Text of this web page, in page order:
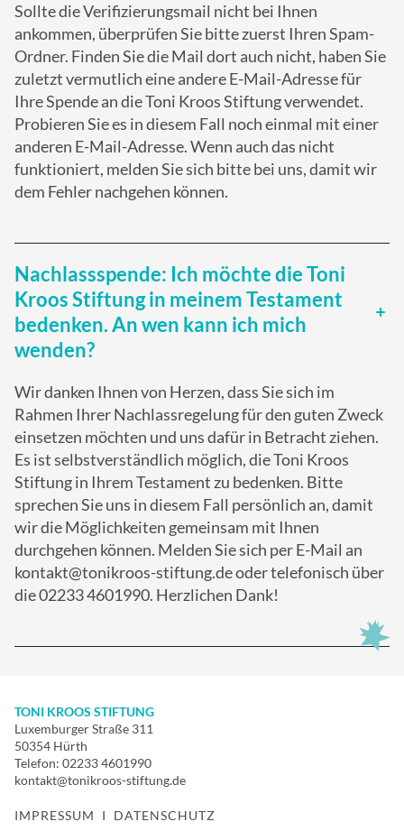
Sollte die Verifizierungsmail nicht bei Ihnen
ankommen, überprüfen Sie bitte zuerst Ihren Spam-
Ordner. Finden Sie die Mail dort auch nicht, haben Sie
zuletzt vermutlich eine andere E-Mail-Adresse für
Ihre Spende an die Toni Kroos Stiftung verwendet.
Probieren Sie es in diesem Fall noch einmal mit einer
anderen E-Mail-Adresse. Wenn auch das nicht
funktioniert, melden Sie sich bitte bei uns, damit wir
dem Fehler nachgehen können.
Nachlassspende: Ich möchte die Toni
Kroos Stiftung in meinem Testament
bedenken. An wen kann ich mich
wenden?
Wir danken Ihnen von Herzen, dass Sie sich im
Rahmen Ihrer Nachlassregelung für den guten Zweck
einsetzen möchten und uns dafür in Betracht ziehen.
Es ist selbstverständlich möglich, die Toni Kroos
Stiftung in Ihrem Testament zu bedenken. Bitte
sprechen Sie uns in diesem Fall persönlich an, damit
wir die Möglichkeiten gemeinsam mit Ihnen
durchgehen können. Melden Sie sich per E-Mail an
kontakt@tonikroos-stiftung.de oder telefonisch über
die 02233 4601990. Herzlichen Dank!
TONI KROOS STIFTUNG
Luxemburger Straße 311
50354 Hürth
Telefon: 02233 4601990
kontakt@tonikroos-stiftung.de
IMPRESSUM I DATENSCHUTZ